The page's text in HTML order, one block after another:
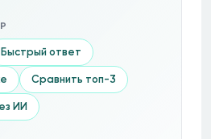
Быстрый ответ
Сравнить топ-3
ИИ